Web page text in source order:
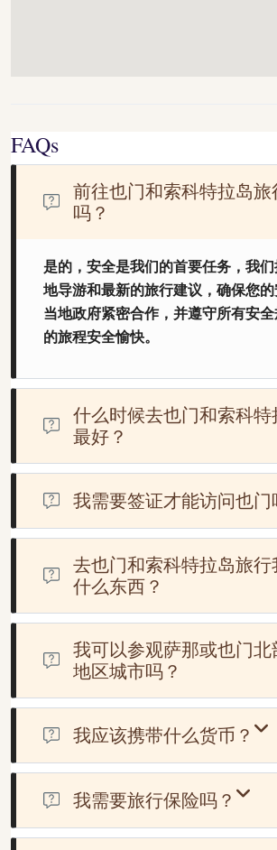
FAQs
前往也门和索科特拉岛旅
吗？
是的，安全是我们的首要任务，我
地导游和最新的旅行建议，确保您
当地政府紧密合作，并遵守所有安
的旅程安全愉快。
什么时候去也门和索科特
最好？
最佳旅游时间是十月至四月，此时气候
览也门的历史遗迹和索科特拉岛的自然
我需要签证才能访问也门
是的，也门要求大多数游客在入境前获
去也门和索科特拉岛旅行
什么东西？
我们建议您携带轻便透气的衣物、结实
帽子。如果您要前往索科特拉岛，别忘
衣和用来捕捉独特风景的相机。
我可以参观萨那或也门北
地区城市吗？
不幸的是，萨那仍未开放，游客前往并
我应该携带什么货币？
美元现金最为广泛接受。另外值得注意
金社会，建议随身携带一些现金。该国
我需要旅行保险吗？
拥有一份专门为也门量身定制的旅行保